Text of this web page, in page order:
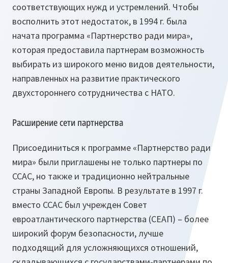
соответствующих нужд и устремлений. Чтобы
восполнить этот недостаток, в 1994 г. была
начата программа «Партнерство ради мира»,
которая предоставила партнерам возможность
выбирать из широкого меню видов деятельности,
направленных на развитие практического
двухстороннего сотрудничества с НАТО.
Расширение сети партнерства
Присоединиться к программе «Партнерство ради
мира» были приглашены не только партнеры по
ССАС, но также и традиционно нейтральные
страны Западной Европы. В результате в 1997 г.
вместо ССАС был учрежден Совет
евроатлантического партнерства (СЕАП) – более
широкий форум безопасности, лучше
подходящий для усложняющихся отношений,